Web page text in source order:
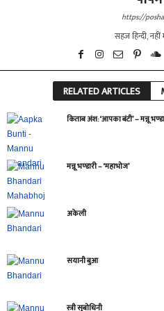
https://
सहज हिन्दी, नहीं
RELATED ARTICLES
किताब अंश: ‘आपका बंटी’ – मन्नू
मन्नू भण्डारी – ‘महाभोज’
अकेली
सयानी बुआ
स्त्री सुबोधिनी